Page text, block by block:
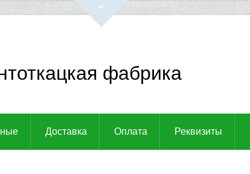
фабрика
Доставка Оплата Реквизиты